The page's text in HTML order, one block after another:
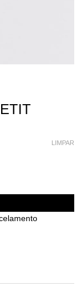
LIMPAR